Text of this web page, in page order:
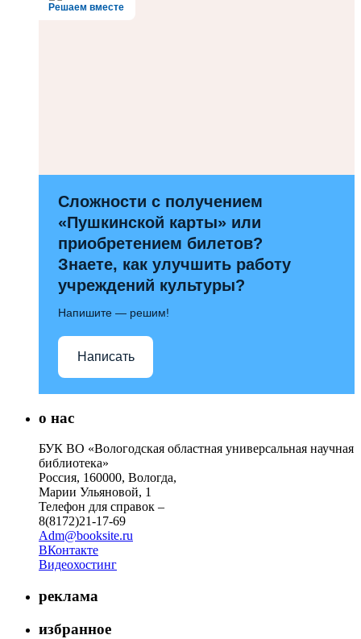
Решаем вместе
Сложности с получением
«Пушкинской карты» или
приобретением билетов?
Знаете, как улучшить работу
учреждений культуры?
Напишите — решим!
Написать
о нас
БУК ВО «Вологодская областная универсальная научная
библиотека»
Россия, 160000, Вологда,
Марии Ульяновой, 1
Телефон для справок –
8(8172)21-17-69
Adm@booksite.ru
ВКонтакте
Видеохостинг
реклама
избранное